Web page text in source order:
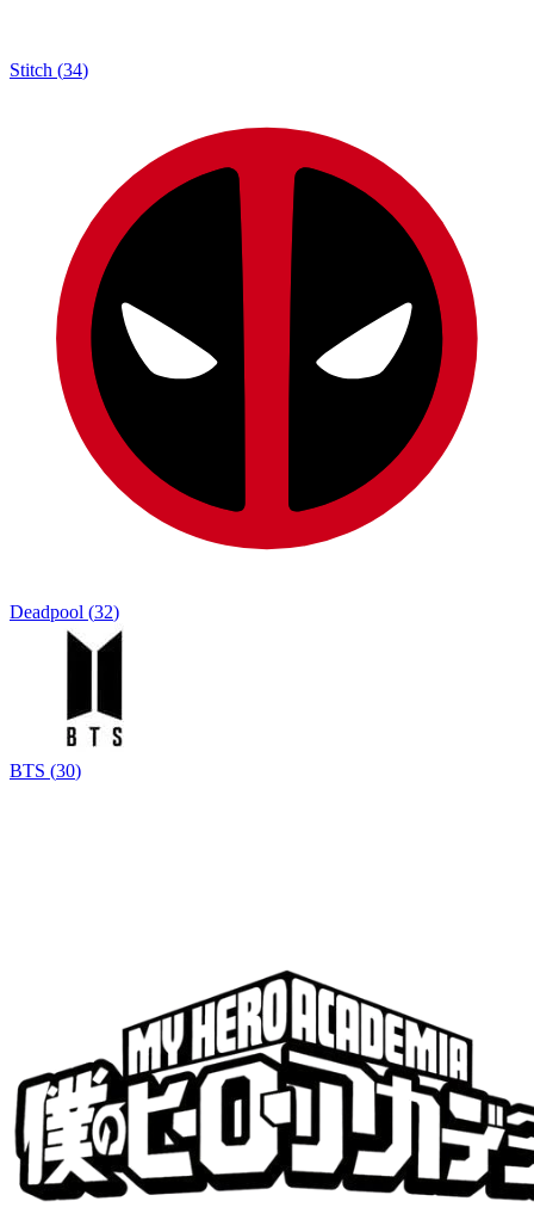
Stitch (34)
Deadpool (32)
BTS (30)